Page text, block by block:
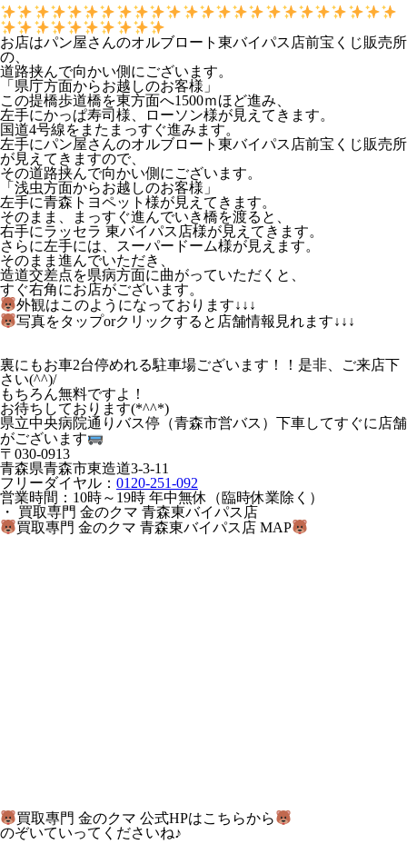
お店はパン屋さんのオルブロート東バイパス店前宝くじ販売所
の、
道路挟んで向かい側にございます。
「県庁方面からお越しのお客様」
この提橋歩道橋を東方面へ1500ｍほど進み、
左手にかっぱ寿司様、ローソン様が見えてきます。
国道4号線をまたまっすぐ進みます。
左手にパン屋さんのオルブロート東バイパス店前宝くじ販売所
が見えてきますので、
その道路挟んで向かい側にございます。
「浅虫方面からお越しのお客様」
左手に青森トヨペット様が見えてきます。
そのまま、まっすぐ進んでいき橋を渡ると、
右手にラッセラ 東バイパス店様が見えてきます。
さらに左手には、スーパードーム様が見えます。
そのまま進んでいただき、
造道交差点を県病方面に曲がっていただくと、
すぐ右角にお店がございます。
外観はこのようになっております↓↓↓
写真をタップorクリックすると店舗情報見れます↓↓↓
裏にもお車2台停めれる駐車場ございます！！是非、ご来店下
さい(^^)/
もちろん無料ですよ！
お待ちしております(*^^*)
県立中央病院通りバス停（青森市営バス）下車してすぐに店舗
がございます
〒030-0913
青森県青森市東造道3-3-11
フリーダイヤル： 0120-251-092
営業時間：10時～19時 年中無休（臨時休業除く）
・ 買取専門 金のクマ 青森東バイパス店
買取專門 金のクマ 青森東バイパス店 MAP
買取專門 金のクマ 公式HPはこちらから
のぞいていってくださいね♪